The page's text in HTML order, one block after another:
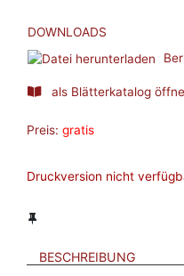
DOWNLOADS
als Blätterkatalog
Preis: gratis
Druckversion nicht
BESCHREIBUNG